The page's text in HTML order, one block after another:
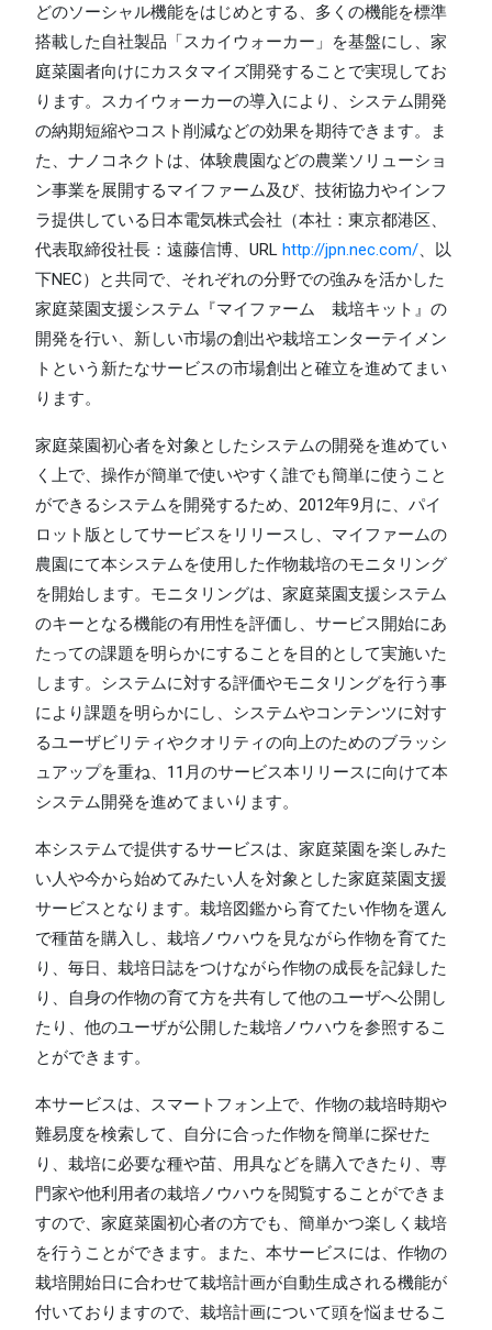
どのソーシャル機能をはじめとする、多くの機能を標準
搭載した自社製品「スカイウォーカー」を基盤にし、家
庭菜園者向けにカスタマイズ開発することで実現してお
ります。スカイウォーカーの導入により、システム開発
の納期短縮やコスト削減などの効果を期待できます。ま
た、ナノコネクトは、体験農園などの農業ソリューショ
ン事業を展開するマイファーム及び、技術協力やインフ
ラ提供している日本電気株式会社（本社：東京都港区、
代表取締役社長：遠藤信博、URLhttp://jpn.nec.com/ 、以
下NEC）と共同で、それぞれの分野での強みを活かした
家庭菜園支援システム『マイファーム 栽培キット』の
開発を行い、新しい市場の創出や栽培エンターテイメン
トという新たなサービスの市場創出と確立を進めてまい
ります。
家庭菜園初心者を対象としたシステムの開発を進めてい
く上で、操作が簡単で使いやすく誰でも簡単に使うこと
ができるシステムを開発するため、2012年9月に、パイ
ロット版としてサービスをリリースし、マイファームの
農園にて本システムを使用した作物栽培のモニタリング
を開始します。モニタリングは、家庭菜園支援システム
のキーとなる機能の有用性を評価し、サービス開始にあ
たっての課題を明らかにすることを目的として実施いた
します。システムに対する評価やモニタリングを行う事
により課題を明らかにし、システムやコンテンツに対す
るユーザビリティやクオリティの向上のためのブラッシ
ュアップを重ね、11月のサービス本リリースに向けて本
システム開発を進めてまいります。
本システムで提供するサービスは、家庭菜園を楽しみた
い人や今から始めてみたい人を対象とした家庭菜園支援
サービスとなります。栽培図鑑から育てたい作物を選ん
で種苗を購入し、栽培ノウハウを見ながら作物を育てた
り、毎日、栽培日誌をつけながら作物の成長を記録した
り、自身の作物の育て方を共有して他のユーザへ公開し
たり、他のユーザが公開した栽培ノウハウを参照するこ
とができます。
本サービスは、スマートフォン上で、作物の栽培時期や
難易度を検索して、自分に合った作物を簡単に探せた
り、栽培に必要な種や苗、用具などを購入できたり、専
門家や他利用者の栽培ノウハウを閲覧することができま
すので、家庭菜園初心者の方でも、簡単かつ楽しく栽培
を行うことができます。また、本サービスには、作物の
栽培開始日に合わせて栽培計画が自動生成される機能が
付いておりますので、栽培計画について頭を悩ませるこ